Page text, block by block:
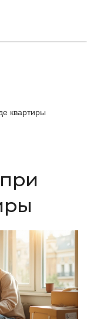
квартиры